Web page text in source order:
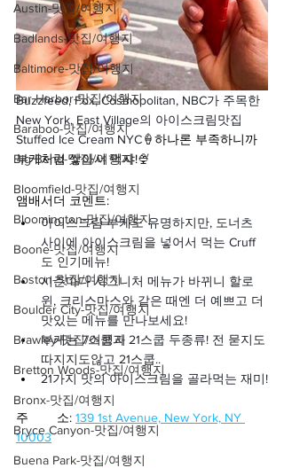
Austin-맛집/여행지
Badlands-맛집/여행지
Baltimore-맛집/여행지
Bar Harbor-맛집/여행지
Baraboo-맛집/여행지
Big Bend-맛집/여행지
Bloomfield-맛집/여행지
Bloomington-맛집/여행지
Boone-맛집/여행지
Boston-맛집/여행지
Boulder City-맛집/여행지
Brawley-맛집/여행지
Bretton Woods-맛집/여행지
Bronx-맛집/여행지
Bryce Canyon-맛집/여행지
Buena Park-맛집/여행지
Buzzfeed, Fox, Cosmopolitan, NBC가 주목한
New York, East Village의 아이스크림맛집
Stuffed Ice Cream NYC🍦하나론 부족하니까
부케처럼 쌓아서 먹쟈!🍨
앰배서더 코멘트:
아이스크림 부케도 유명하지만, 도너츠
사이에 아이스크림을 넣어서 먹는 Cruff
도 인기메뉴!
시즌마다 시그니처 메뉴가 바뀌니 할로
윈, 크리스마스와 같은 때엔 더 예쁘고 더
맛있는 메뉴를 만나보세요!
부케는 7스쿱과 21스쿱 두종류! 전 묻지도
따지지도않고 21스쿱..
21가지 맛의 아이스크림을 골라먹는 재미!
주        소: 139 1st Avenue, New York, NY
10003